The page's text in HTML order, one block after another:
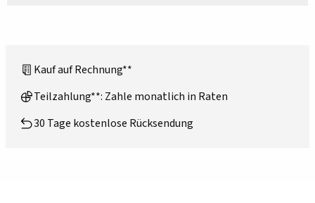
Kauf auf Rechnung**
Teilzahlung**: Zahle monatlich in Raten
30 Tage kostenlose Rücksendung